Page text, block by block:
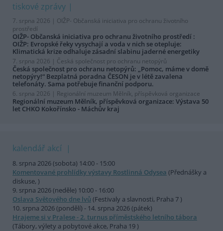
tiskové zprávy
7. srpna 2026 | OIŽP- Občanská iniciativa pro ochranu životního
prostředí
OIŽP- Občanská iniciativa pro ochranu životního prostředí :
OIŽP: Evropské řeky vysychají a voda v nich se otepluje:
Klimatická krize odhaluje zásadní slabinu jaderné energetiky
7. srpna 2026 | Česká společnost pro ochranu netopýrů
Česká společnost pro ochranu netopýrů: „Pomoc, máme v domě
netopýry!“ Bezplatná poradna ČESON je v létě zavalena
telefonáty. Sama potřebuje finanční podporu.
6. srpna 2026 | Regionální muzeum Mělník, příspěvková organizace
Regionální muzeum Mělník, příspěvková organizace: Výstava 50
let CHKO Kokořínsko - Máchův kraj
kalendář akcí
8. srpna 2026 (sobota) 14:00 - 15:00
Komentované prohlídky výstavy Rostlinná Odysea (Přednášky a
diskuse, )
9. srpna 2026 (neděle) 10:00 - 16:00
Oslava Světového dne lvů (Festivaly a slavnosti, Praha 7 )
10. srpna 2026 (pondělí) - 14. srpna 2026 (pátek)
Hrajeme si v Pralese - 2. turnus příměstského letního tábora
(Tábory, výlety a pobytové akce, Praha 19 )